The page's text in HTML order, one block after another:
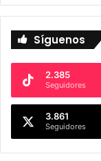
Síguenos
2.385
Seguidores
3.861
Seguidores